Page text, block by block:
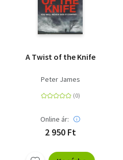
A Twist of the Knife
Peter James
Online ár:
2 950 Ft